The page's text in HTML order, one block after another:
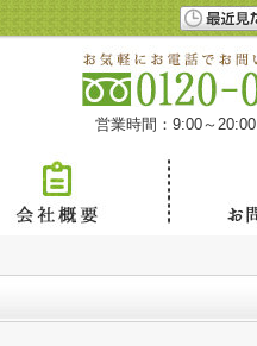
営業時間：9:00～20:00